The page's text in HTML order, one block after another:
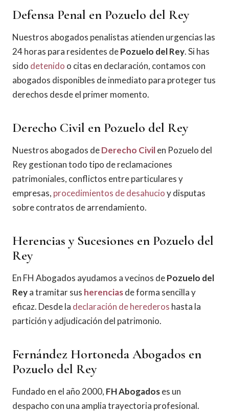
Defensa Penal en Pozuelo del Rey
Nuestros abogados penalistas atienden urgencias las
24 horas para residentes dePozuelo del Rey. Si has
sido detenido o citas en declaración, contamos con
abogados disponibles de inmediato para proteger tus
derechos desde el primer momento.
Derecho Civil en Pozuelo del Rey
Nuestros abogados deDerecho Civilen Pozuelo del
Rey gestionan todo tipo de reclamaciones
patrimoniales, conflictos entre particulares y
empresas, procedimientos de desahucioy disputas
sobre contratos de arrendamiento.
Herencias y Sucesiones en Pozuelo del
Rey
En FH Abogados ayudamos a vecinos dePozuelo del
Reya tramitar sus herenciasde forma sencilla y
eficaz. Desde la declaración de herederos hasta la
partición y adjudicación del patrimonio.
Fernández Hortoneda Abogados en
Pozuelo del Rey
Fundado en el año 2000, FH Abogadoses un
despacho con una amplia trayectoria profesional.